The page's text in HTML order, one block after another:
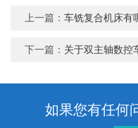
上一篇：车铣复合机床有
下一篇： 关于双主轴数控
如果您有任何